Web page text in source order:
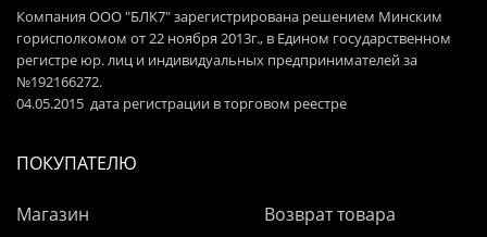
Компания ООО "БЛК7" зарегистрирована решением Минским
горисполкомом от 22 ноября 2013г., в Едином государственном
регистре юр. лиц и индивидуальных предпринимателей за
№192166272.
04.05.2015 дата регистрации в торговом реестре
ПОКУПАТЕЛЮ
Магазин
Возврат товара